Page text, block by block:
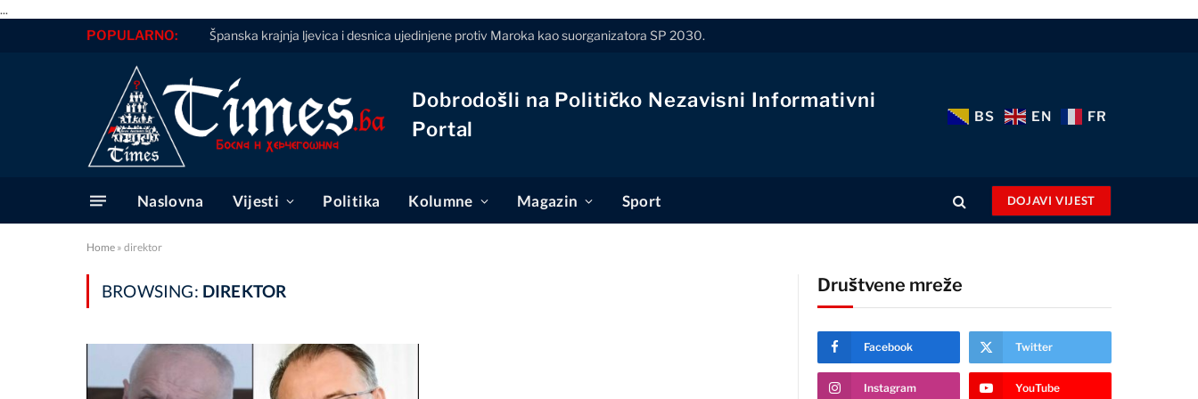
...
POPULARNO: Španska krajnja ljevica i desnica ujedinjene protiv Maroka kao suorganizatora SP 2030.
Dobrodošli na Političko Nezavisni Informativni
Portal
BS EN FR
Naslovna Vijesti Politika Kolumne Magazin Sport DOJAVI VIJEST
Home » direktor
BROWSING: DIREKTOR Društvene mreže
Facebook Twitter
Instagram YouTube